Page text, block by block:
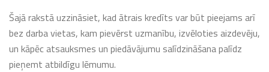
Šajā rakstā uzzināsiet, kad ātrais kredīts var būt pieejams arī
bez darba vietas, kam pievērst uzmanību, izvēloties aizdevēju,
un kāpēc atsauksmes un piedāvājumu salīdzināšana palīdz
pieņemt atbildīgu lēmumu.